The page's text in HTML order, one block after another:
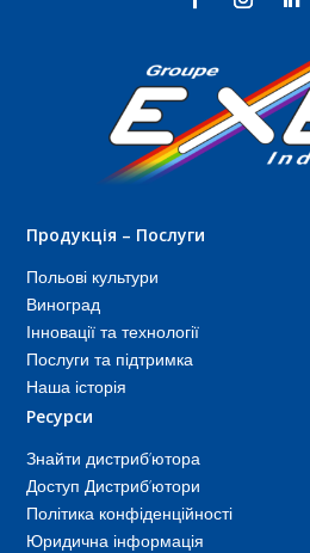
Продукція – Послуги
Польові культури
Виноград
Інновації та технології
Послуги та підтримка
Наша історія
Ресурси
Знайти дистриб’ютора
Доступ Дистриб’ютори
Політика конфіденційності
Юридична інформація